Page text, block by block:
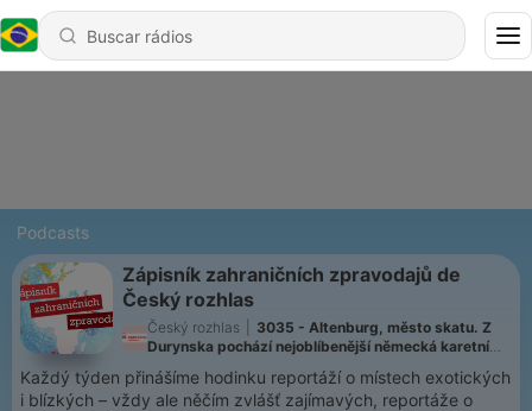
Podcasts
Zápisník zahraničních zpravodajů de
Český rozhlas
Český rozhlas
3035 - Altenburg, město skatu. Z
Durynska pochází nejoblíbenější německá karetní
Každý týden přinášíme hodinku reportáží o místech exotických
i blízkých – vždy ale něčím zvlášť zajímavých, reportáže o